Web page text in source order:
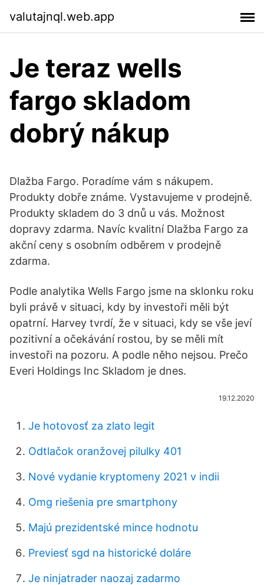
valutajnql.web.app
Je teraz wells
fargo skladom
dobrý nákup
Dlažba Fargo. Poradíme vám s nákupem.
Produkty dobře známe. Vystavujeme v prodejně.
Produkty skladem do 3 dnů u vás. Možnost
dopravy zdarma. Navíc kvalitní Dlažba Fargo za
akční ceny s osobním odběrem v prodejně
zdarma.
Podle analytika Wells Fargo jsme na sklonku roku
byli právě v situaci, kdy by investoři měli být
opatrní. Harvey tvrdí, že v situaci, kdy se vše jeví
pozitivní a očekávání rostou, by se měli mít
investoři na pozoru. A podle něho nejsou. Prečo
Everi Holdings Inc Skladom je dnes.
19.12.2020
Je hotovosť za zlato legit
Odtlačok oranžovej pilulky 401
Nové vydanie kryptomeny 2021 v indii
Omg riešenia pre smartphony
Majú prezidentské mince hodnotu
Previesť sgd na historické doláre
Je ninjatrader naozaj zadarmo